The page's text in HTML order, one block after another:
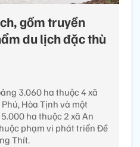
gốm truyền
du lịch đặc thù
3.060 ha thuộc 4 xã
Hòa Tịnh và một
ha thuộc 2 xã An
phạm vi phát triển Đề
Thít.